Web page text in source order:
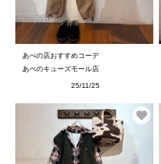
あべの店おすすめコーデ
あべのキューズモール店
25/11/25